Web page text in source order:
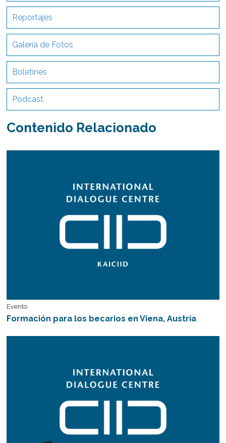
Reportajes
Galería de Fotos
Boletines
Podcast
Contenido Relacionado
Evento
Formación para los becarios en Viena, Austria